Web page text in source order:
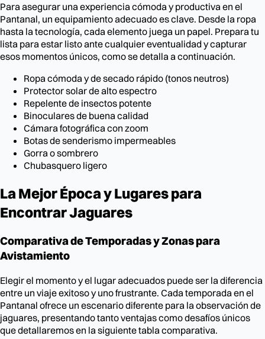
Para asegurar una experiencia cómoda y productiva en el
Pantanal, un equipamiento adecuado es clave. Desde la ropa
hasta la tecnología, cada elemento juega un papel. Prepara tu
lista para estar listo ante cualquier eventualidad y capturar
esos momentos únicos, como se detalla a continuación.
Ropa cómoda y de secado rápido (tonos neutros)
Protector solar de alto espectro
Repelente de insectos potente
Binoculares de buena calidad
Cámara fotográfica con zoom
Botas de senderismo impermeables
Gorra o sombrero
Chubasquero ligero
La Mejor Época y Lugares para
Encontrar Jaguares
Comparativa de Temporadas y Zonas para
Avistamiento
Elegir el momento y el lugar adecuados puede ser la diferencia
entre un viaje exitoso y uno frustrante. Cada temporada en el
Pantanal ofrece un escenario diferente para la observación de
jaguares, presentando tanto ventajas como desafíos únicos
que detallaremos en la siguiente tabla comparativa.